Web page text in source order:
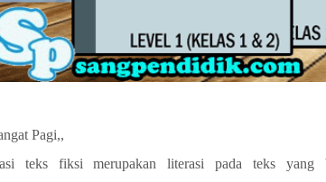
Pagi,,
teks fiksi merupakan literasi pada teks yang